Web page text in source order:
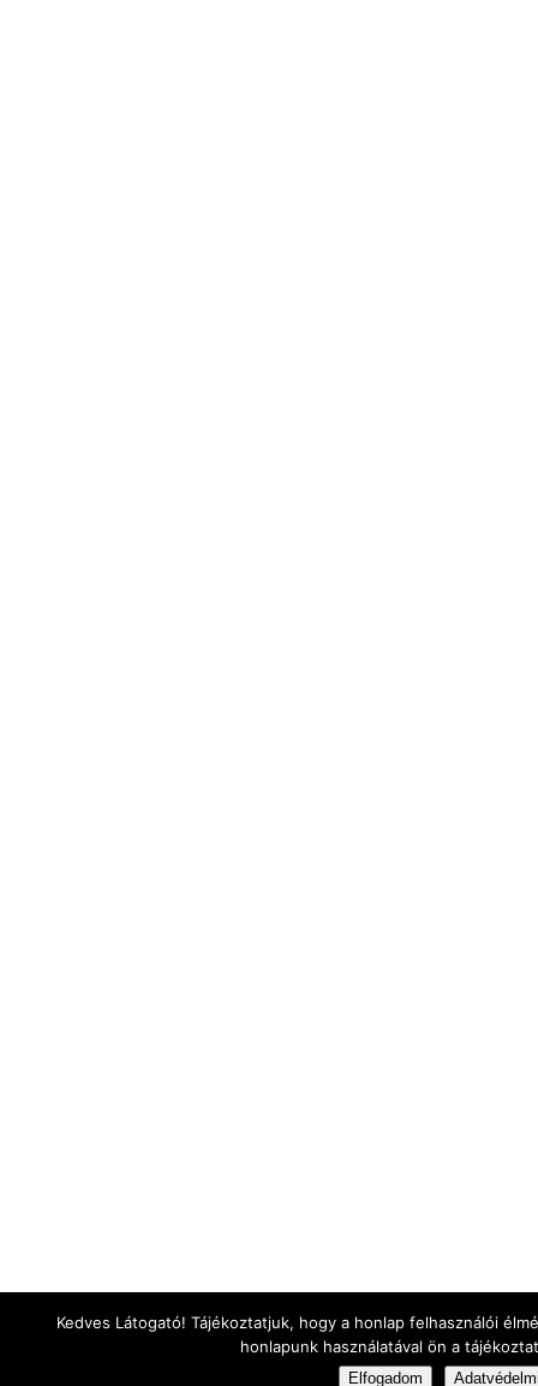
Kedves Látogató! Tájékoztatjuk, hogy a honlap felhasználói
honlapunk használatával ön a
Elfogadom